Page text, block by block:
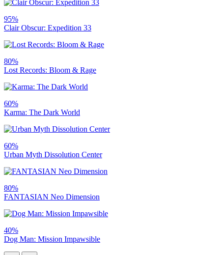
95%
Clair Obscur: Expedition 33
80%
Lost Records: Bloom & Rage
60%
Karma: The Dark World
60%
Urban Myth Dissolution Center
80%
FANTASIAN Neo Dimension
40%
Dog Man: Mission Impawsible